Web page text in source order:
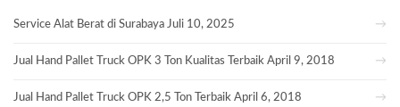
Service Alat Berat di Surabaya Juli 10, 2025
Jual Hand Pallet Truck OPK 3 Ton Kualitas Terbaik April 9, 2018
Jual Hand Pallet Truck OPK 2,5 Ton Terbaik April 6, 2018